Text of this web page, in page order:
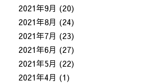
2021年9月 (20)
2021年8月 (24)
2021年7月 (23)
2021年6月 (27)
2021年5月 (22)
2021年4月 (1)